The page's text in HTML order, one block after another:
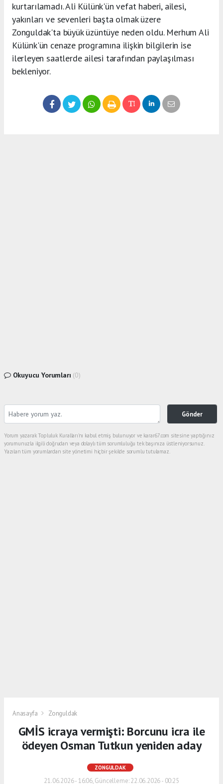
kurtarılamadı. Ali Külünk'ün vefat haberi, ailesi,
yakınları ve sevenleri başta olmak üzere
Zonguldak'ta büyük üzüntüye neden oldu. Merhum Ali
Külünk'ün cenaze programına ilişkin bilgilerin ise
ilerleyen saatlerde ailesi tarafından paylaşılması
bekleniyor.
Okuyucu Yorumları (0)
Gönder
Yorum yazarak Topluluk Kuralları’nı kabul etmiş bulunuyor ve karar67.com sitesine yaptığınız
yorumunuzla ilgili doğrudan veya dolaylı tüm sorumluluğu tek başınıza üstleniyorsunuz.
Yazılan tüm yorumlardan site yönetimi hiçbir şekilde sorumlu tutulamaz.
Anasayfa Zonguldak
GMİS icraya vermişti: Borcunu icra ile
ödeyen Osman Tutkun yeniden aday
ZONGULDAK
21.06.2026 - 16:06, Güncelleme: 22.06.2026 - 00:25